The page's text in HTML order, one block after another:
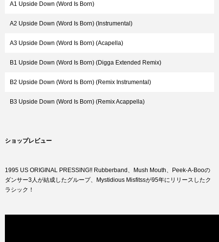
A1 Upside Down (Word Is Born)
A2 Upside Down (Word Is Born) (Instrumental)
A3 Upside Down (Word Is Born) (Acapella)
B1 Upside Down (Word Is Born) (Digga Extended Remix)
B2 Upside Down (Word Is Born) (Remix Instrumental)
B3 Upside Down (Word Is Born) (Remix Acappella)
ショップレビュー
1995 US ORIGINAL PRESSING!! Rubberband、Mush Mouth、Peek-A-Booの
ダンサー3人が結成したグループ、Mystidious Misfitssが95年にリリースしたク
ラシック！